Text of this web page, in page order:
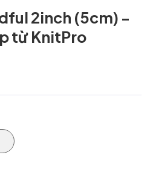
2inch (5cm) -
từ KnitPro